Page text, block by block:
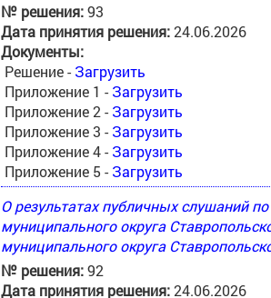
№ решения:93
Дата принятия решения:24.06.2026
Документы:
Решение - Загрузить
Приложение 1 - Загрузить
Приложение 2 - Загрузить
Приложение 3 - Загрузить
Приложение 4 - Загрузить
Приложение 5 - Загрузить
О результатах публичных слушаний
муниципального округа
муниципального округа
№ решения:92
Дата принятия решения:24.06.2026